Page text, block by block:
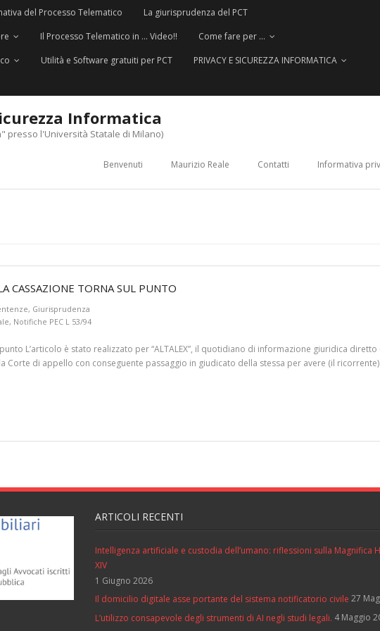
del Processo Telematico
La giurisprudenza del PCT
Il Processo Telematico in … Video!!
Come fare per …
Utilità e Software gratuiti per PCT
PRIVACY E SICUREZZA INFORMATICA
Informatica
presso l'Università Statale di Milano)
Benvenuti Maurizio Reale Contatti Informativa
CASSAZIONE TORNA SUL PUNTO
, Giurisprudenza
, Notifiche PEC L 53/94
L’articolo è stato realizzato per “ALTALEX”, il quotidiano di informazione giuridica
Corte di appello con conseguente passaggio in giudicato della stessa per avere (il
ARTICOLI RECENTI
Intelligenza artificiale e custodia dell’umano: riflessioni sulla Magnifica
XIV
1 Giugno 2026
Il domicilio digitale asse portante del sistema notificatorio civile 27
L’utilizzo consapevole degli strumenti di AI negli studi legali. 4 Maggio